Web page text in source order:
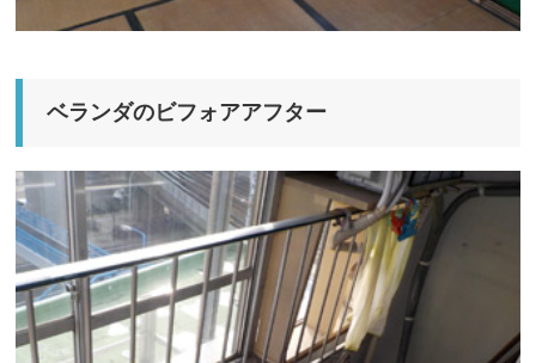
ベランダのビフォアアフター